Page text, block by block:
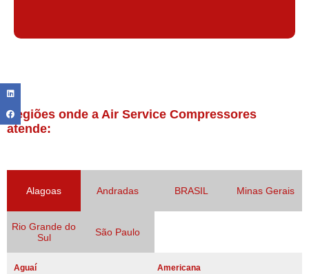
Regiões onde a Air Service Compressores
atende:
Alagoas Andradas BRASIL Minas Gerais
Rio Grande do
Sul
São Paulo
Aguaí Americana